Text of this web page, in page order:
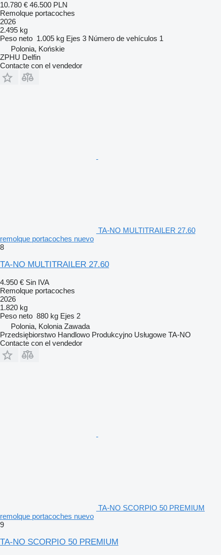
10.780 € 46.500 PLN
Remolque portacoches
2026
2.495 kg
Peso neto 1.005 kg Ejes 3 Número de vehículos 1
Polonia, Końskie
ZPHU Delfin
Contacte con el vendedor
TA-NO MULTITRAILER 27.60
remolque portacoches nuevo
8
TA-NO MULTITRAILER 27.60
4.950 € Sin IVA
Remolque portacoches
2026
1.820 kg
Peso neto 880 kg Ejes 2
Polonia, Kolonia Zawada
Przedsiębiorstwo Handlowo Produkcyjno Usługowe TA-NO
Contacte con el vendedor
TA-NO SCORPIO 50 PREMIUM
remolque portacoches nuevo
9
TA-NO SCORPIO 50 PREMIUM